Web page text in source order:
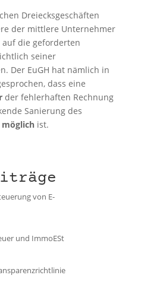
Dreiecksgeschäften
der mittlere Unternehmer
auf die geforderten
seiner
Der EuGH hat nämlich in
dass eine
der fehlerhaften Rechnung
Sanierung des
ist.
von E-
und ImmoESt